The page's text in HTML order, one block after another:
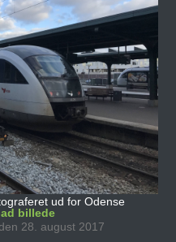
ud for Odense
billede
28. august 2017